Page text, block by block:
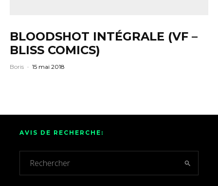
BLOODSHOT INTÉGRALE (VF –
BLISS COMICS)
Boris · 15 mai 2018
AVIS DE RECHERCHE: